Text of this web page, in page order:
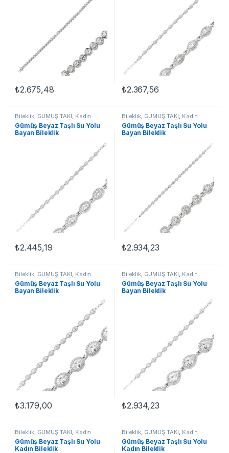
₺2.675,48 ₺2.367,56
Bileklik, GÜMÜŞ TAKI, Kadın
Bileklikleri Su Yolu Bileklikler
Gümüş Beyaz Taşlı Su Yolu
Bayan Bileklik
₺2.445,19
Bileklik, GÜMÜŞ TAKI, Kadın
Bileklikleri Su Yolu Bileklikler
Gümüş Beyaz Taşlı Su Yolu
Bayan Bileklik
₺2.934,23
Bileklik, GÜMÜŞ TAKI, Kadın
Bileklikleri Su Yolu Bileklikler
Gümüş Beyaz Taşlı Su Yolu
Bayan Bileklik
₺3.179,00
Bileklik, GÜMÜŞ TAKI, Kadın
Bileklikleri Su Yolu Bileklikler
Gümüş Beyaz Taşlı Su Yolu
Bayan Bileklik
₺2.934,23
Bileklik, GÜMÜŞ TAKI, Kadın
Bileklikleri Su Yolu Bileklikler
Gümüş Beyaz Taşlı Su Yolu
Kadın Bileklik
Bileklik, GÜMÜŞ TAKI, Kadın
Bileklikleri Su Yolu Bileklikler
Gümüş Beyaz Taşlı Su Yolu
Kadın Bileklik